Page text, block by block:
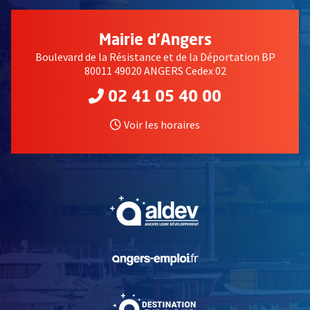
Mairie d'Angers
Boulevard de la Résistance et de la Déportation BP
80011 49020 ANGERS Cedex 02
02 41 05 40 00
Voir les horaires
, Ouvre une nouvelle